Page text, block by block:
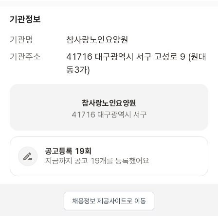
기관정보
기관명
참사랑노인요양원
기관주소
41716 대구광역시 서구 고성로 9 (원대
동3가)
참사랑노인요양원
41716 대구광역시 서구
공고등록 19회
지금까지 공고 19개를 등록했어요
채용정보 제공사이트로 이동